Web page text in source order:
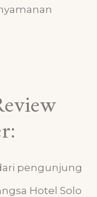
pengunjung
Hotel Solo